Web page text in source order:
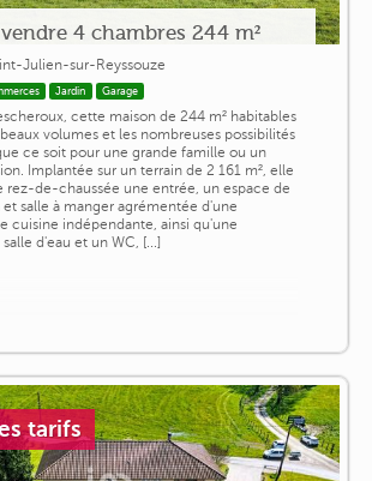
4 chambres 244 m²
Julien-sur-Reyssouze
Jardin Garage
cette maison de 244 m² habitables
volumes et les nombreuses possibilités
ce soit pour une grande famille ou un
Implantée sur un terrain de 2 161 m², elle
rez-de-chaussée une entrée, un espace de
et salle à manger agrémentée d'une
cuisine indépendante, ainsi qu'une
d'eau et un WC, [...]
tarifs